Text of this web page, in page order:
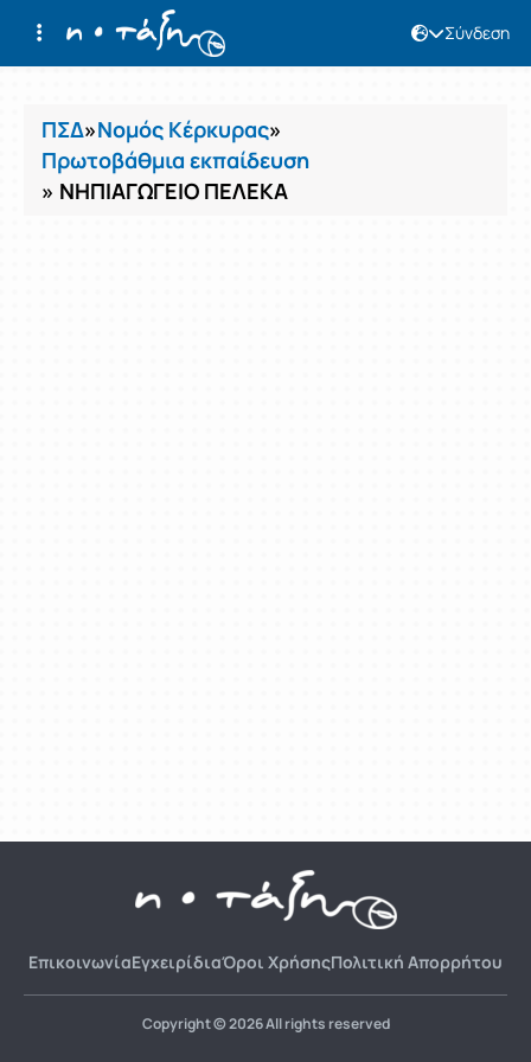
Σύνδεση
Μαθήματα
ΠΣΔ»Νομός Κέρκυρας»
Πρωτοβάθμια εκπαίδευση
» ΝΗΠΙΑΓΩΓΕΙΟ ΠΕΛΕΚΑ
ΕπικοινωνίαΕγχειρίδιαΌροι ΧρήσηςΠολιτική Απορρήτου
Copyright © 2026 All rights reserved